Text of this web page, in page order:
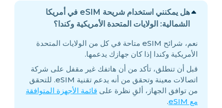
هل يمكنني استخدام شريحة eSIM في أمريكا
الشمالية: الولايات المتحدة الأمريكية وكندا؟
نعم، شرائح eSIM متاحة في كل من الولايات المتحدة
الأمريكية وكندا إذا كان جهازك يدعمها.
قبل أن تنطلق، تأكد من أن هاتفك غير مقفل على شركة
اتصالات معينة وتحقق من أنه يدعم تقنية eSIM. للتحقق
من توافق الجهاز، ألقِ نظرة على قائمة الأجهزة المتوافقة
مع eSIM
.